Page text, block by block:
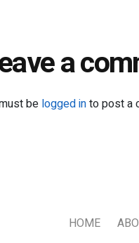
a
be logged into post a
HOME